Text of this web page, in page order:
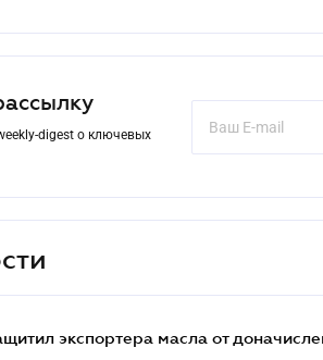
digest о ключевых
экспортера масла от